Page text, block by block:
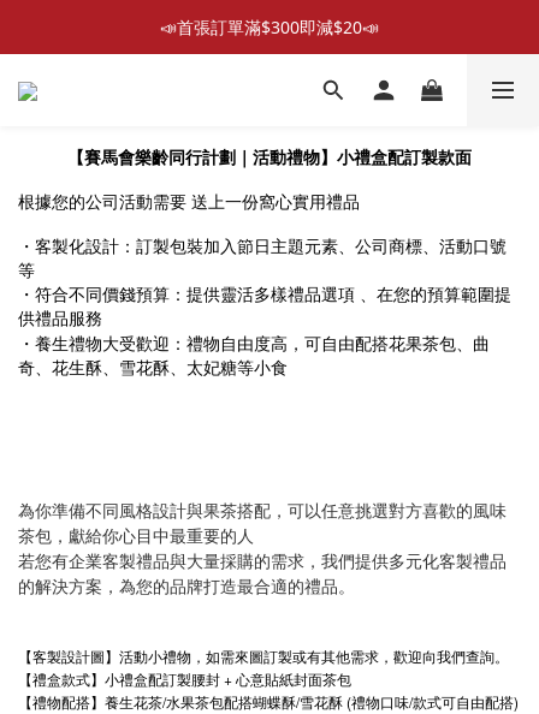
📣首張訂單滿$300即減$20📣
📣首張訂單滿$300即減$20📣
散水回禮禮物 滿件再折優惠🎉
📣首張訂單滿$300即減$20📣
【賽馬會樂齡同行計劃｜活動禮物】 小禮盒配訂製款面
根據您的公司活動需要 送上一份窩心實用禮品
・客製化設計：訂製包裝加入節日主題元素、公司商標、活動口號
等
・符合不同價錢預算：提供靈活多樣禮品選項 、在您的預算範圍提
供禮品服務
・ 養生禮物大受歡迎：禮物自由度高，可自由配搭花果茶包、曲
奇、花生酥、雪花酥、太妃糖等小食
為你準備不同風格設計與果茶搭配，可以任意挑選對方喜歡的風味
茶包，獻給你心目中最重要的人
若您有企業客製禮品與大量採購的需求，我們提供多元化客製禮品
的解決方案，為您的品牌打造最合適的禮品。
【客製設計圖】活動小禮物，如需來圖訂製或有其他需求，歡迎向我們查詢。
【禮盒款式】小禮盒配訂製腰封 + 心意貼紙封面茶包
【禮物配搭】養生花茶/水果茶包配搭蝴蝶酥/雪花酥 (禮物口味/款式可自由配搭)